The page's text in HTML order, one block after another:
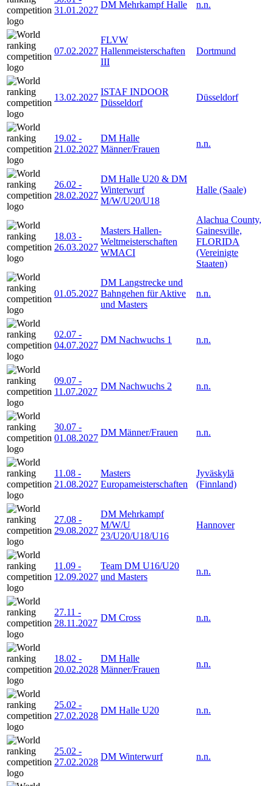
31.01.2027
DM Mehrkampf Halle n.n.
07.02.2027
FLVW
Hallenmeisterschaften
III
Dortmund
13.02.2027
ISTAF INDOOR
Düsseldorf
Düsseldorf
19.02 -
21.02.2027
DM Halle
Männer/Frauen
n.n.
26.02 -
28.02.2027
DM Halle U20 & DM
Winterwurf
M/W/U20/U18
Halle (Saale)
18.03 -
26.03.2027
Masters Hallen-
Weltmeisterschaften
WMACI
Alachua County,
Gainesville,
FLORIDA
(Vereinigte
Staaten)
01.05.2027
DM Langstrecke und
Bahngehen für Aktive
und Masters
n.n.
02.07 -
04.07.2027
DM Nachwuchs 1 n.n.
09.07 -
11.07.2027
DM Nachwuchs 2 n.n.
30.07 -
01.08.2027
DM Männer/Frauen n.n.
11.08 -
21.08.2027
Masters
Europameisterschaften
Jyväskylä
(Finnland)
27.08 -
29.08.2027
DM Mehrkampf
M/W/U
23/U20/U18/U16
Hannover
11.09 -
12.09.2027
Team DM U16/U20
und Masters
n.n.
27.11 -
28.11.2027
DM Cross n.n.
18.02 -
20.02.2028
DM Halle
Männer/Frauen
n.n.
25.02 -
27.02.2028
DM Halle U20 n.n.
25.02 -
27.02.2028
DM Winterwurf n.n.